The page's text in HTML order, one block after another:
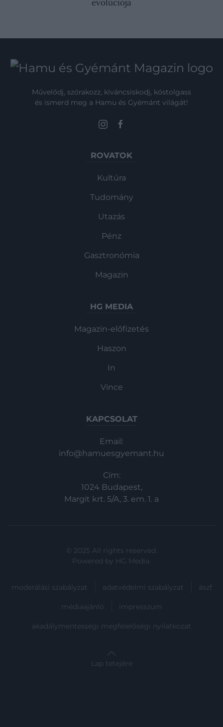
evolúciója
Művelődj, szórakozz, kíváncsiskodj, kóstolgass
és ismerd meg a Hamu és Gyémánt világát!
ROVATOK
Kultúra
Tudomány
Utazás
Pénz
Gasztronómia
Magazin
HG MEDIA
Magazin-előfizetés
Haszon
In
Vince
KAPCSOLAT
Email:
info@hamuesgyemant.hu
Cím:
1024 Budapest,
Margit krt. 5/A, 3. em. 1. a
© 2025 All rights reserved.
Powered by HG Media.
moderálási szabályzat adatvédelmi szabályzat ászf
médiaajánló impresszum
akadálymentességi megfelelőségi nyilatkozat
Lap tetejére